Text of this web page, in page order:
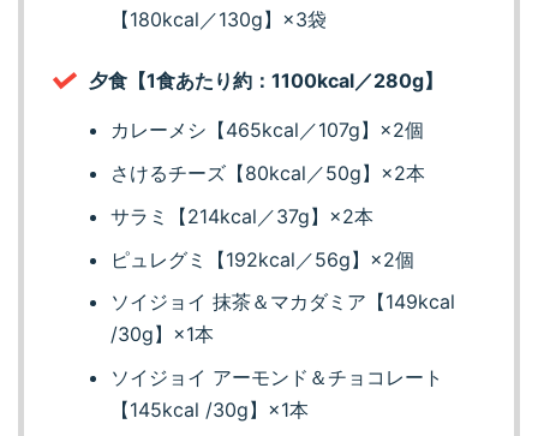
【180kcal／130g】×3袋
夕食【1食あたり約：1100kcal／280g】
カレーメシ【465kcal／107g】×2個
さけるチーズ【80kcal／50g】×2本
サラミ【214kcal／37g】×2本
ピュレグミ【192kcal／56g】×2個
ソイジョイ 抹茶＆マカダミア【149kcal
/30g】×1本
ソイジョイ アーモンド＆チョコレート
【145kcal /30g】×1本